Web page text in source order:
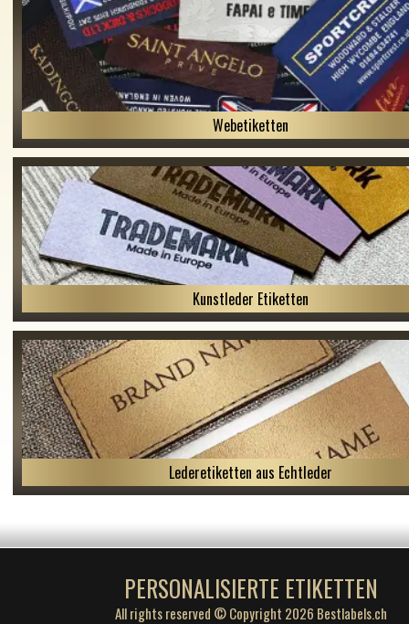
Webetiketten
Kunstleder Etiketten
Lederetiketten aus Echtleder
PERSONALISIERTE ETIKETTEN
All rights reserved © Copyright 2026 Bestlabels.ch